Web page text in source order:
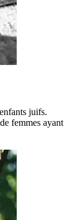
juifs.
femmes ayant